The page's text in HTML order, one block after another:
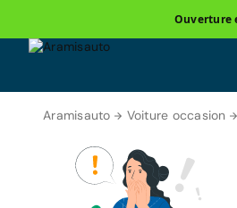
Ouverture
Aramisauto Voiture occasion